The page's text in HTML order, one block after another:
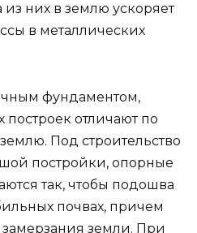
из них в землю ускоряет
в металлических
фундаментом,
отличают по
Под строительство
постройки, опорные
так, чтобы подошва
почвах, причем
земли. При